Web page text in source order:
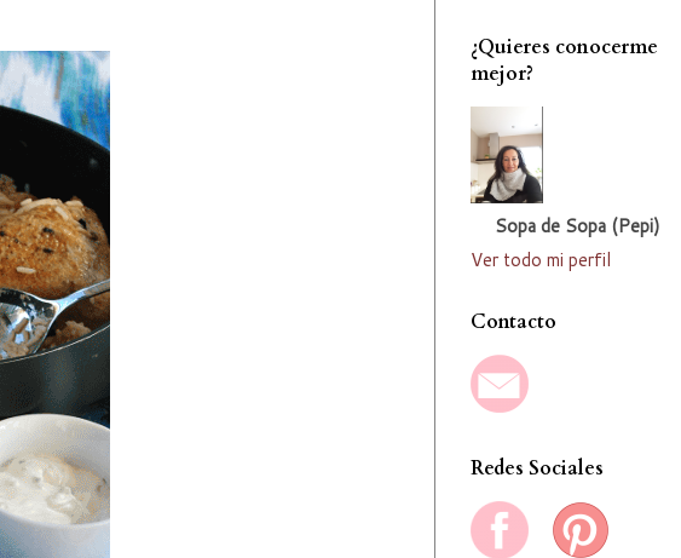
¿Quieres conocerme
mejor?
Sopa de Sopa (Pepi)
Ver todo mi perfil
Contacto
Redes Sociales